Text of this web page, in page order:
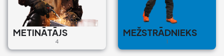
METINĀTĀJS
4
MEŽSTRĀDNIEKS
1